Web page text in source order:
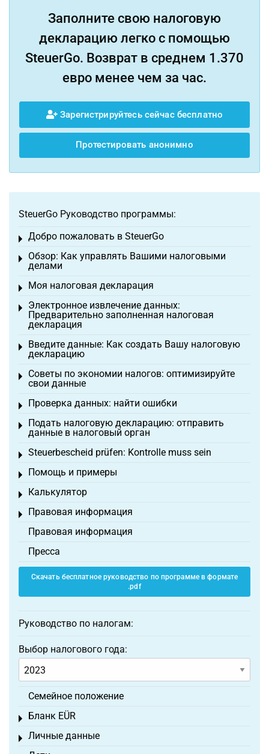
Заполните свою налоговую
декларацию легко с помощью
SteuerGo. Возврат в среднем 1.370
евро менее чем за час.
Зарегистрируйтесь сейчас бесплатно
Протестировать анонимно
SteuerGo Руководство программы:
Добро пожаловать в SteuerGo
Toggle menu
Обзор: Как управлять Вашими налоговыми
делами
Toggle menu
Моя налоговая декларация
Toggle menu
Электронное извлечение данных:
Предварительно заполненная налоговая
декларация
Toggle menu
Введите данные: Как создать Вашу налоговую
декларацию
Toggle menu
Советы по экономии налогов: оптимизируйте
свои данные
Toggle menu
Проверка данных: найти ошибки
Toggle menu
Подать налоговую декларацию: отправить
данные в налоговый орган
Toggle menu
Steuerbescheid prüfen: Kontrolle muss sein
Toggle menu
Помощь и примеры
Toggle menu
Калькулятор
Toggle menu
Правовая информация
Toggle menu
Правовая информация
Пресса
Скачать бесплатное руководство по программе в формате
.pdf
Руководство по налогам:
Выбор налогового года:
Семейное положение
Бланк EÜR
Toggle menu
Личные данные
Toggle menu